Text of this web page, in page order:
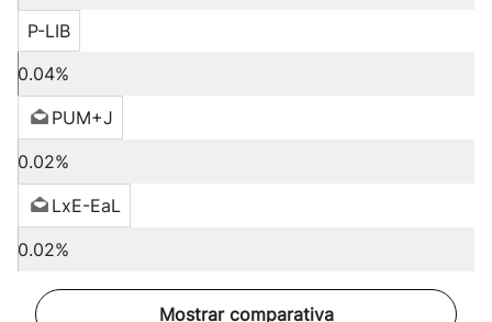
P-LIB
0.04%
PUM+J
0.02%
LxE-EaL
0.02%
Mostrar comparativa